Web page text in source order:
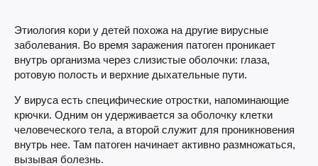
Этиология кори у детей похожа на другие вирусные
заболевания. Во время заражения патоген проникает
внутрь организма через слизистые оболочки: глаза,
ротовую полость и верхние дыхательные пути.
У вируса есть специфические отростки, напоминающие
крючки. Одним он удерживается за оболочку клетки
человеческого тела, а второй служит для проникновения
внутрь нее. Там патоген начинает активно размножаться,
вызывая болезнь.